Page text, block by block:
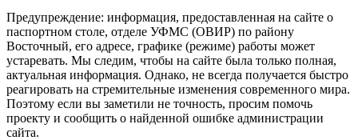
Предупреждение: информация, предоставленная на сайте о
паспортном столе, отделе УФМС (ОВИР) по району
Восточный, его адресе, графике (режиме) работы может
устаревать. Мы следим, чтобы на сайте была только полная,
актуальная информация. Однако, не всегда получается быстро
реагировать на стремительные изменения современного мира.
Поэтому если вы заметили не точность, просим помочь
проекту и сообщить о найденной ошибке администрации
сайта.